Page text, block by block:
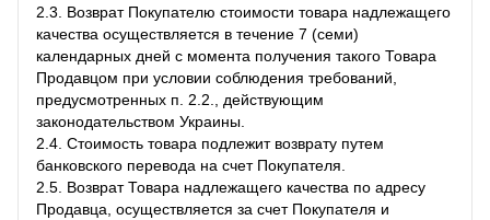
2.3. Возврат Покупателю стоимости товара надлежащего
качества осуществляется в течение 7 (семи)
календарных дней с момента получения такого Товара
Продавцом при условии соблюдения требований,
предусмотренных п. 2.2., действующим
законодательством Украины.
2.4. Стоимость товара подлежит возврату путем
банковского перевода на счет Покупателя.
2.5. Возврат Товара надлежащего качества по адресу
Продавца, осуществляется за счет Покупателя и